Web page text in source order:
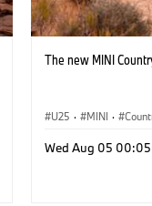
The new MINI
U25 · MINI ·
Wed Aug 05